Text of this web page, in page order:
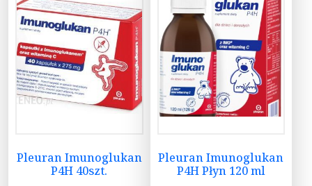
Pleuran Imunoglukan
P4H 40szt.
Pleuran Imunoglukan
P4H Płyn 120 ml